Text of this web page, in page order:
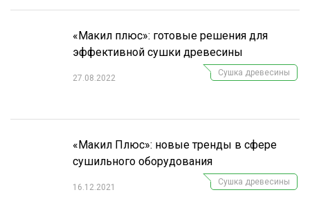
«Макил плюс»: готовые решения для
эффективной сушки древесины
27.08.2022
Сушка древесины
«Макил Плюс»: новые тренды в сфере
сушильного оборудования
16.12.2021
Сушка древесины